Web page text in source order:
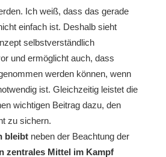
Ich weiß, dass das gerade
einfach ist. Deshalb sieht
selbstverständlich
und ermöglicht auch, dass
werden können, wenn
ist. Gleichzeitig leistet die
wichtigen Beitrag dazu, den
zu sichern.
bleibtneben der Beachtung der
zentrales Mittel im Kampf